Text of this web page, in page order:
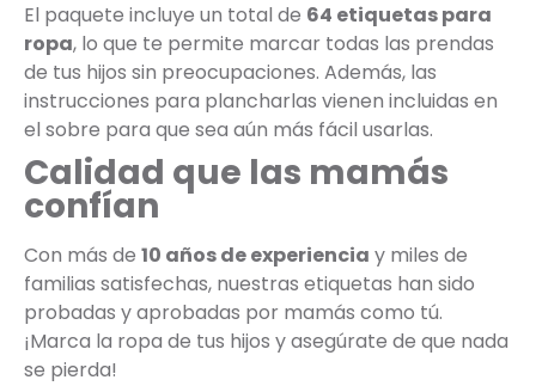
El paquete incluye un total de 64 etiquetas para
ropa, lo que te permite marcar todas las prendas
de tus hijos sin preocupaciones. Además, las
instrucciones para plancharlas vienen incluidas en
el sobre para que sea aún más fácil usarlas.
Calidad que las mamás
confían
Con más de 10 años de experiencia y miles de
familias satisfechas, nuestras etiquetas han sido
probadas y aprobadas por mamás como tú.
¡Marca la ropa de tus hijos y asegúrate de que nada
se pierda!